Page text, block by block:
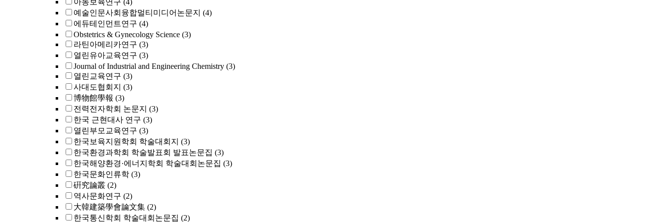
아동보육연구 (4)
예술인문사회융합멀티미디어논문지 (4)
에듀테인먼트연구 (4)
Obstetrics & Gynecology Science (3)
라틴아메리카연구 (3)
열린유아교육연구 (3)
Journal of Industrial and Engineering Chemistry (3)
열린교육연구 (3)
사대도협회지 (3)
博物館學報 (3)
전력전자학회 논문지 (3)
한국 근현대사 연구 (3)
열린부모교육연구 (3)
한국보육지원학회 학술대회지 (3)
한국환경과학회 학술발표회 발표논문집 (3)
한국해양환경·에너지학회 학술대회논문집 (3)
한국문화인류학 (3)
硏究論叢 (2)
역사문화연구 (2)
大韓建築學會論文集 (2)
한국통신학회 학술대회논문집 (2)